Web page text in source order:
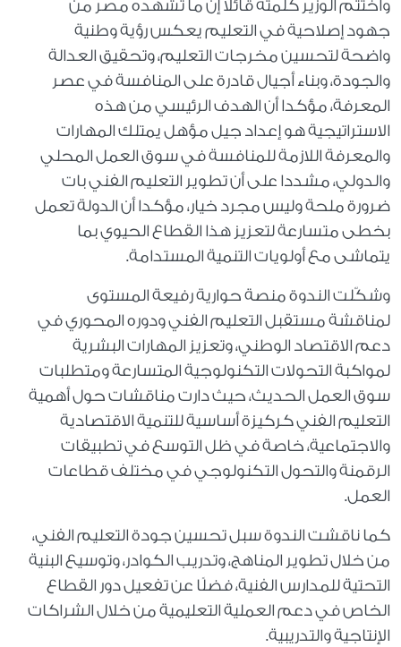
واختتم الوزير كلمته قائلا إن ما تشهده مصر من
جهود إصلاحية في التعليم يعكس رؤية وطنية
واضحة لتحسين مخرجات التعليم، وتحقيق العدالة
والجودة، وبناء أجيال قادرة على المنافسة في عصر
المعرفة، مؤكدا أن الهدف الرئيسي من هذه
الاستراتيجية هو إعداد جيل مؤهل يمتلك المهارات
والمعرفة اللازمة للمنافسة في سوق العمل المحلي
والدولي، مشددا على أن تطوير التعليم الفني بات
ضرورة ملحة وليس مجرد خيار، مؤكدا أن الدولة تعمل
بخطى متسارعة لتعزيز هذا القطاع الحيوي بما
يتماشى مع أولويات التنمية المستدامة.
وشكّلت الندوة منصة حوارية رفيعة المستوى
لمناقشة مستقبل التعليم الفني ودوره المحوري في
دعم الاقتصاد الوطني، وتعزيز المهارات البشرية
لمواكبة التحولات التكنولوجية المتسارعة ومتطلبات
سوق العمل الحديث، حيث دارت مناقشات حول أهمية
التعليم الفني كركيزة أساسية للتنمية الاقتصادية
والاجتماعية، خاصة في ظل التوسع في تطبيقات
الرقمنة والتحول التكنولوجي في مختلف قطاعات
العمل.
كما ناقشت الندوة سبل تحسين جودة التعليم الفني،
من خلال تطوير المناهج، وتدريب الكوادر، وتوسيع البنية
التحتية للمدارس الفنية، فضلًا عن تفعيل دور القطاع
الخاص في دعم العملية التعليمية من خلال الشراكات
الإنتاجية والتدريبية.